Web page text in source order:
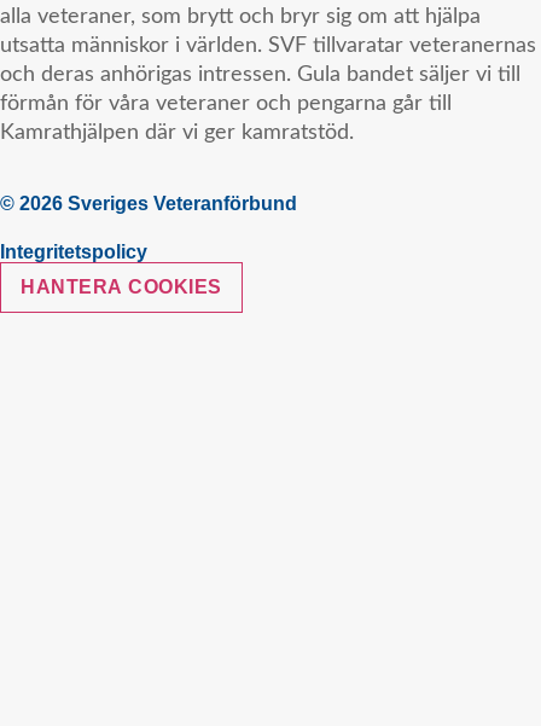
alla veteraner, som brytt och bryr sig om att hjälpa
utsatta människor i världen. SVF tillvaratar veteranernas
och deras anhörigas intressen. Gula bandet säljer vi till
förmån för våra veteraner och pengarna går till
Kamrathjälpen där vi ger kamratstöd.
© 2026 Sveriges Veteranförbund
Integritetspolicy
HANTERA COOKIES